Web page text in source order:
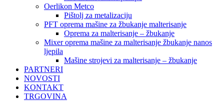
Oerlikon Metco
Pištolj za metalizaciju
PFT oprema mašine za žbukanje malterisanje
Oprema za malterisanje – žbukanje
Mixer oprema mašine za malterisanje žbukanje nanos
ljepila
Mašine strojevi za malterisanje – žbukanje
PARTNERI
NOVOSTI
KONTAKT
TRGOVINA